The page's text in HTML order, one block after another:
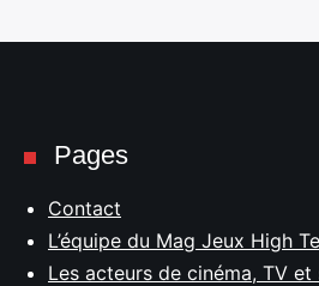
Pages
Contact
L’équipe du Mag Jeux High
Les acteurs de cinéma, TV et